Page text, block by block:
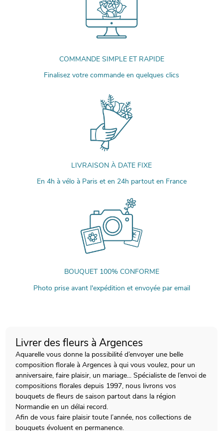
COMMANDE SIMPLE ET RAPIDE
Finalisez votre commande en quelques clics
LIVRAISON À DATE FIXE
En 4h à vélo à Paris et en 24h partout en France
BOUQUET 100% CONFORME
Photo prise avant l'expédition et envoyée par email
Livrer des fleurs à Argences
Aquarelle vous donne la possibilité d’envoyer une belle
composition florale à Argences à qui vous voulez, pour un
anniversaire, faire plaisir, un mariage... Spécialiste de l’envoi de
compositions florales depuis 1997, nous livrons vos
bouquets de fleurs de saison partout dans la région
Normandie en un délai record.
Afin de vous faire plaisir toute l’année, nos collections de
bouquets évoluent en permanence.